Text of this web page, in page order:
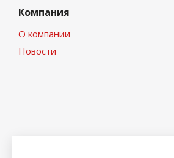
Компания
О компании
Новости